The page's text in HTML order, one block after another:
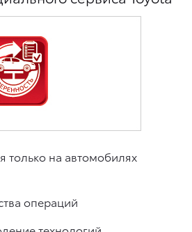
намерениям.
Обществу заказным почтовым
по адресу: 141031,
п. Вёшки, МКАД 84-й км,
1.
только на автомобилях
операций